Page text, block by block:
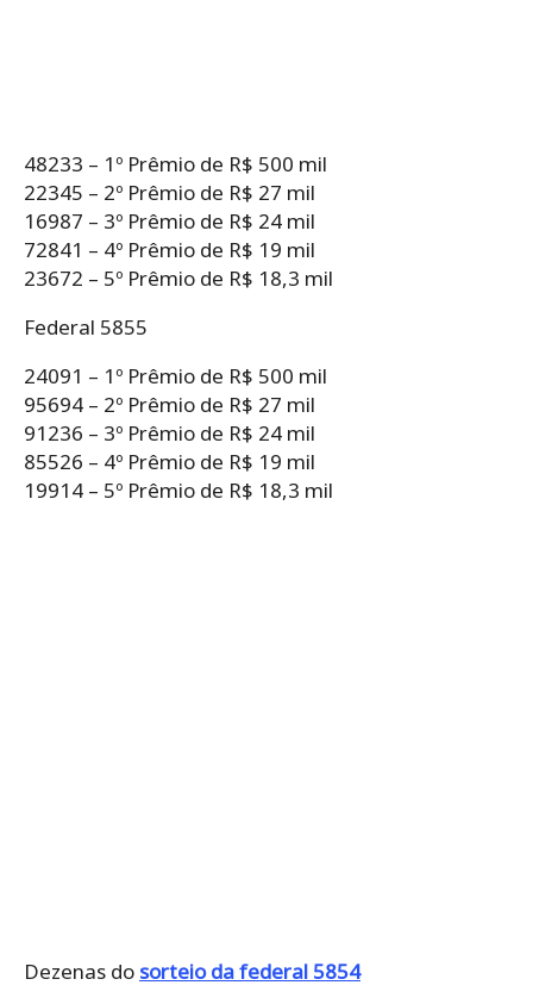
48233 – 1º Prêmio de R$ 500 mil
22345 – 2º Prêmio de R$ 27 mil
16987 – 3º Prêmio de R$ 24 mil
72841 – 4º Prêmio de R$ 19 mil
23672 – 5º Prêmio de R$ 18,3 mil
Federal 5855
24091 – 1º Prêmio de R$ 500 mil
95694 – 2º Prêmio de R$ 27 mil
91236 – 3º Prêmio de R$ 24 mil
85526 – 4º Prêmio de R$ 19 mil
19914 – 5º Prêmio de R$ 18,3 mil
Dezenas do sorteio da federal 5854